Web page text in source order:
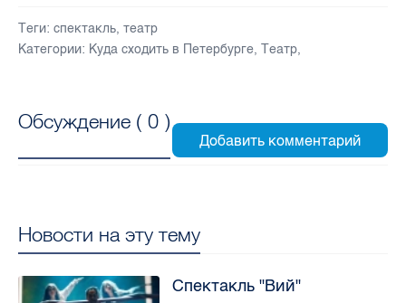
Теги: спектакль, театр
Категории: Куда сходить в Петербурге, Театр,
Обсуждение ( 0 )
Новости на эту тему
Спектакль "Вий"